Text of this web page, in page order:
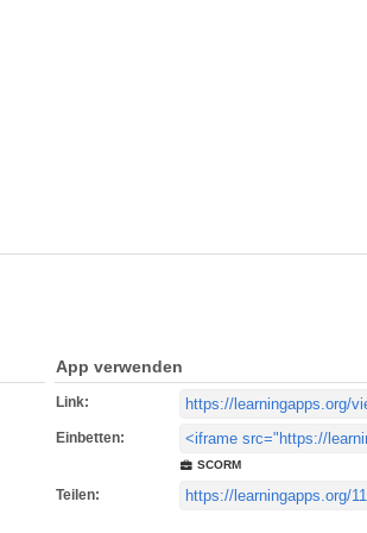
App verwenden
Link:
Einbetten:
SCORM
Teilen: